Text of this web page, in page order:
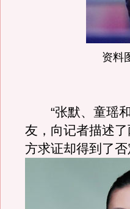
资料
“张默、童瑶和
友，向记者描述
方求证却得到了否